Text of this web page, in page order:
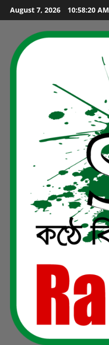
Skip
to
August 7, 2026 10:58:22 AM